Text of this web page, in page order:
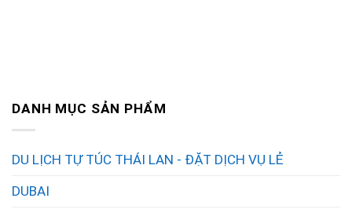
DANH MỤC SẢN PHẨM
DU LỊCH TỰ TÚC THÁI LAN - ĐẶT DỊCH VỤ LẺ
DUBAI